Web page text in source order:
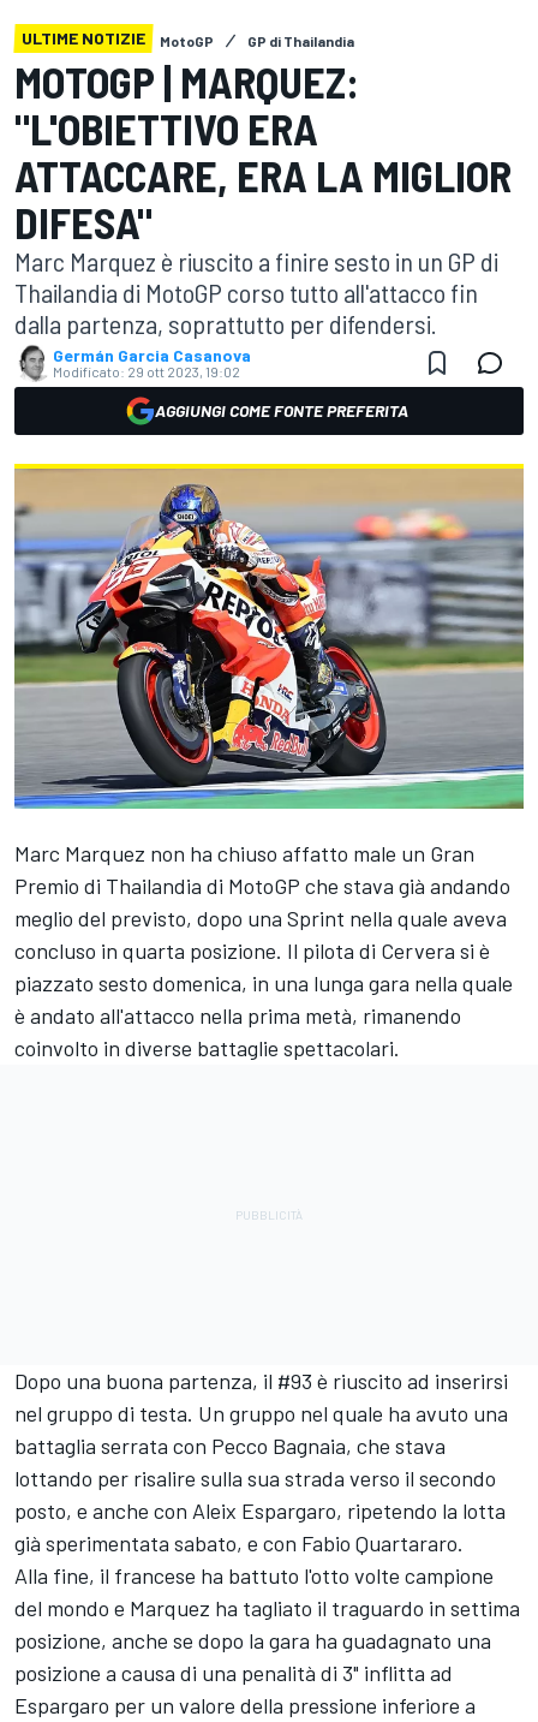
ULTIME NOTIZIE MotoGP GP di Thailandia
MOTOGP | MARQUEZ:
"L'OBIETTIVO ERA
ATTACCARE, ERA LA MIGLIOR
DIFESA"
Marc Marquez è riuscito a finire sesto in un GP di
Thailandia di MotoGP corso tutto all'attacco fin
dalla partenza, soprattutto per difendersi.
Germán Garcia Casanova
Modificato: 29 ott 2023, 19:02
AGGIUNGI COME FONTE PREFERITA
Marc Marquez non ha chiuso affatto male un Gran
Premio di Thailandia di MotoGP che stava già andando
meglio del previsto, dopo una Sprint nella quale aveva
concluso in quarta posizione. Il pilota di Cervera si è
piazzato sesto domenica, in una lunga gara nella quale
è andato all'attacco nella prima metà, rimanendo
coinvolto in diverse battaglie spettacolari.
Dopo una buona partenza, il #93 è riuscito ad inserirsi
nel gruppo di testa. Un gruppo nel quale ha avuto una
battaglia serrata con Pecco Bagnaia, che stava
lottando per risalire sulla sua strada verso il secondo
posto, e anche con Aleix Espargaro, ripetendo la lotta
già sperimentata sabato, e con Fabio Quartararo.
Alla fine, il francese ha battuto l'otto volte campione
del mondo e Marquez ha tagliato il traguardo in settima
posizione, anche se dopo la gara ha guadagnato una
posizione a causa di una penalità di 3" inflitta ad
Espargaro per un valore della pressione inferiore a